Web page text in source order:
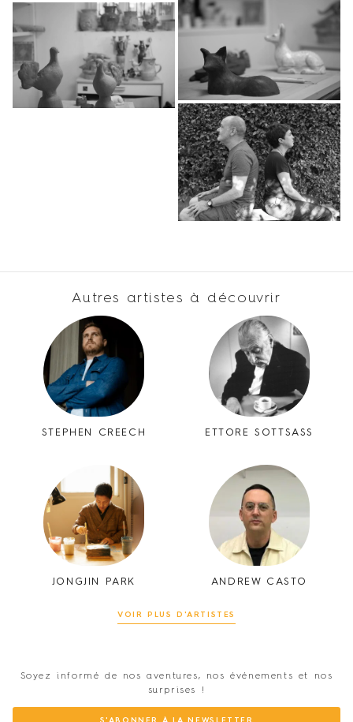
Autres artistes à découvrir
STEPHEN CREECH ETTORE SOTTSASS
JONGJIN PARK ANDREW CASTO
VOIR PLUS D'ARTISTES
Soyez informé de nos aventures, nos événements et nos
surprises !
S'ABONNER À LA NEWSLETTER